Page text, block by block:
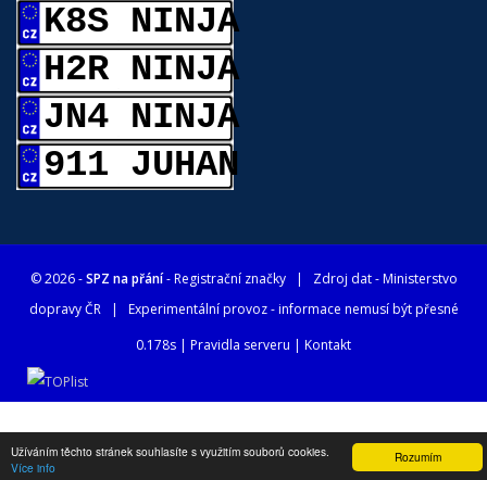
Rozumím
Užíváním těchto stránek souhlasíte s využitím souborů cookies.
Více info
K8S NINJA
H2R NINJA
JN4 NINJA
911 JUHAN
© 2026 -SPZ na přání- Registrační značky| Zdroj dat -Ministerstvo
dopravy ČR| Experimentální provoz - informace nemusí být přesné
0.178s | Pravidla serveru | Kontakt